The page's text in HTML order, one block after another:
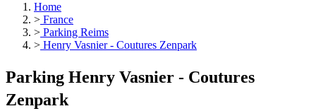
Home
> France
> Parking Reims
> Henry Vasnier - Coutures Zenpark
Parking Henry Vasnier - Coutures
Zenpark